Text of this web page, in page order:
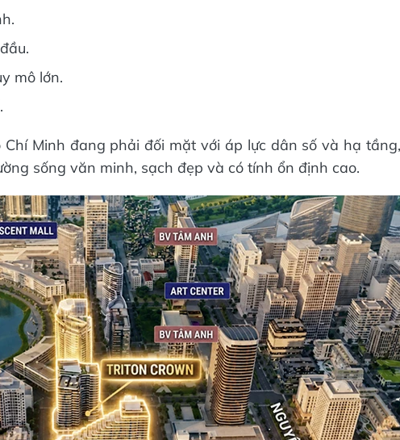
mô lớn.
Chí Minh đang phải đối mặt với áp lực dân số và hạ tầng,
sống văn minh, sạch đẹp và có tính ổn định cao.